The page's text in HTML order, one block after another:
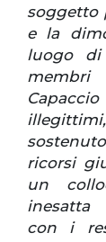
soggetto
e la
luogo
ricorsi
un
inesatta
con i